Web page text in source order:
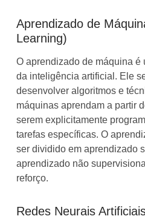
Aprendizado de
Learning)
O aprendizado de máquina é
da inteligência artificial. Ele
desenvolver algoritmos e
máquinas aprendam a partir
serem explicitamente
tarefas específicas. O
ser dividido em aprendizado
aprendizado não
reforço.
Redes Neurais